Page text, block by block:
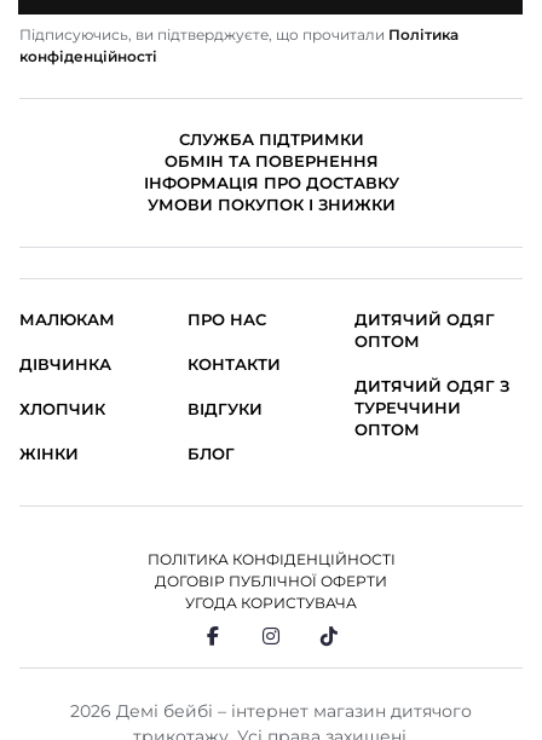
Підписуючись, ви підтверджуєте, що прочитали Політика
конфіденційності
СЛУЖБА ПІДТРИМКИ
ОБМІН ТА ПОВЕРНЕННЯ
ІНФОРМАЦІЯ ПРО ДОСТАВКУ
УМОВИ ПОКУПОК І ЗНИЖКИ
МАЛЮКАМ
ДІВЧИНКА
ХЛОПЧИК
ЖІНКИ
ПРО НАС
КОНТАКТИ
ВІДГУКИ
БЛОГ
ДИТЯЧИЙ ОДЯГ
ОПТОМ
ДИТЯЧИЙ ОДЯГ З
ТУРЕЧЧИНИ
ОПТОМ
ПОЛІТИКА КОНФІДЕНЦІЙНОСТІ
ДОГОВІР ПУБЛІЧНОЇ ОФЕРТИ
УГОДА КОРИСТУВАЧА
2026 Демі бейбі – інтернет магазин дитячого